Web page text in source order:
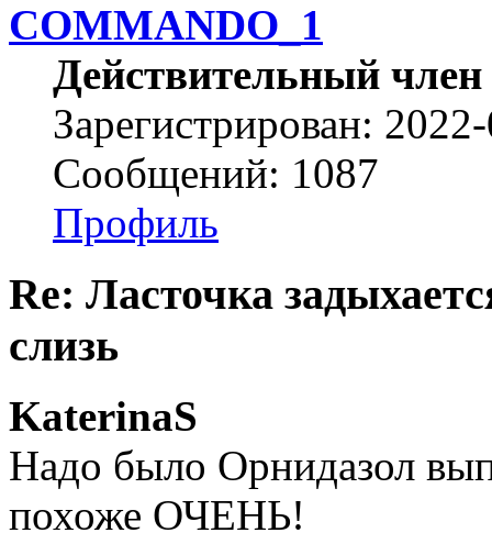
COMMANDO_1
Действительный член
Зарегистрирован:
Сообщений: 1087
Профиль
Re: Ласточка
слизь
KaterinaS
Надо было Орнидазол
похоже ОЧЕНЬ!